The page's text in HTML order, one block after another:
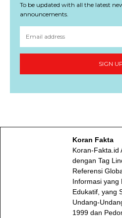
To be updated with all the latest
announcements.
SIGN
Koran Fakta
Koran-Fakta.id
dengan Tag
Referensi
Informasi yang
Edukatif, yang
Undang-
1999 dan